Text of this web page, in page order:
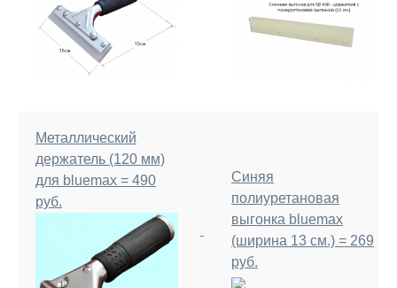
Металлический
держатель (120 мм)
для bluemax = 490
руб.
Синяя
полиуретановая
выгонка bluemax
(ширина 13 см.) = 269
руб.